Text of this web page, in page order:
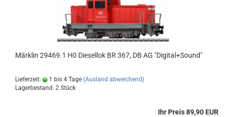
Märklin 29469.1 H0 Diesellok BR 367, DB AG "Digital+Sound"
Lieferzeit: 1 bis 4 Tage (Ausland abweichend)
Lagerbestand: 2 Stück
Ihr Preis 89,90 EUR